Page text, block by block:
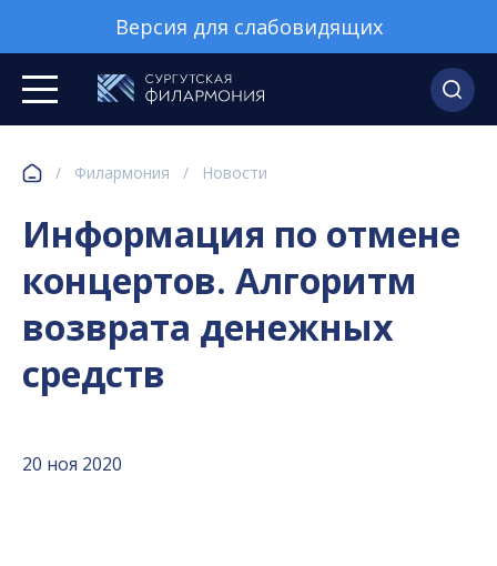
Версия для слабовидящих
/ Филармония / Новости
Информация по отмене
концертов. Алгоритм
возврата денежных
средств
20 ноя 2020